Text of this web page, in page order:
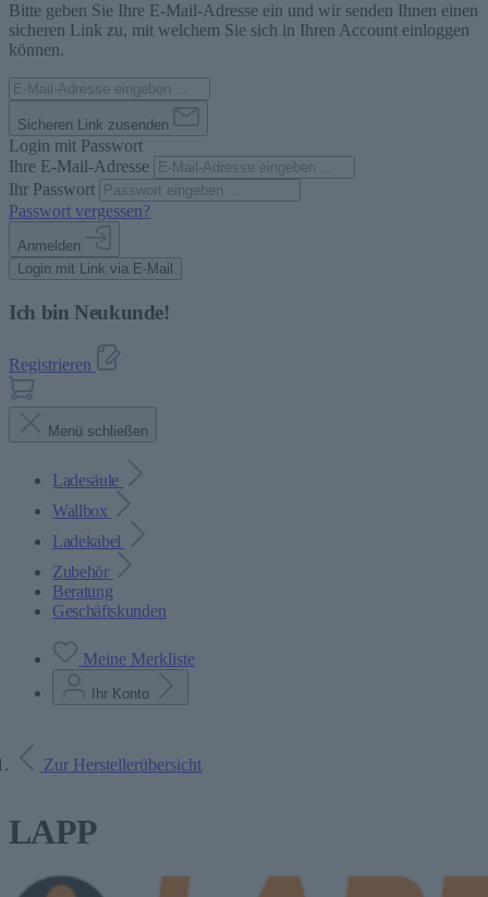
Bitte geben Sie Ihre E-Mail-Adresse ein und wir senden Ihnen einen
sicheren Link zu, mit welchem Sie sich in Ihren Account einloggen
können.
Sicheren Link zusenden
Login mit Passwort
Ihre E-Mail-Adresse
Ihr Passwort
Passwort vergessen?
Anmelden
Login mit Link via E-Mail
Ich bin Neukunde!
Registrieren
Menü schließen
Ladesäule
Wallbox
Ladekabel
Zubehör
Beratung
Geschäftskunden
Meine Merkliste
Ihr Konto
Zur Herstellerübersicht
LAPP